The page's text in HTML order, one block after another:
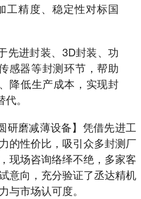
工精度、稳定性对标国
先进封装、3D封装、功
感器等封测环节，帮助
降低生产成本，实现封
。
研磨减薄设备】凭借先进工
的性价比，吸引众多封测厂
现场咨询络绎不绝，多家客
意向，充分验证了丞达精机
与市场认可度。